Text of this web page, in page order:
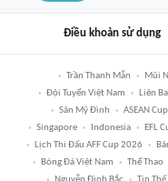
Điều khoản sử dụng
Trần Thanh Mẫn Mũi
Đội Tuyển Việt Nam
Liên
Sân Mỹ Đình
ASEAN
Singapore
Indonesia EFL
Lịch Thi Đấu AFF Cup 2026
Bóng Đá Việt Nam
Thể Thao